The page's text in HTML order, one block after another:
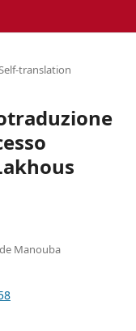
translation
Manouba